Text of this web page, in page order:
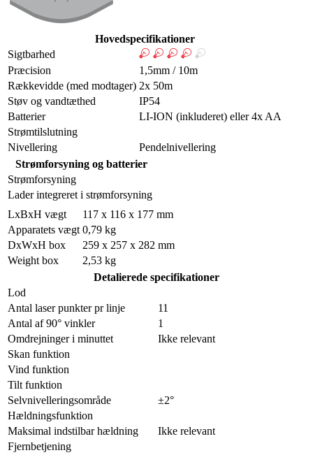
Hovedspecifikationer
Sigtbarhed
Præcision
1,5mm / 10m
Rækkevidde (med modtager) 2x 50m
Støv og vandtæthed
IP54
Batterier
LI-ION (inkluderet) eller 4x AA
Strømtilslutning
Nivellering
Pendelnivellering
Strømforsyning og batterier
Strømforsyning
Lader integreret i strømforsyning
LxBxH vægt
117 x 116 x 177 mm
Apparatets vægt 0,79 kg
DxWxH box
259 x 257 x 282 mm
Weight box
2,53 kg
Detalierede specifikationer
Lod
Antal laser punkter pr linje
11
Antal af 90° vinkler
1
Omdrejninger i minuttet
Ikke relevant
Skan funktion
Vind funktion
Tilt funktion
Selvnivelleringsområde
±2°
Hældningsfunktion
Maksimal indstilbar hældning
Ikke relevant
Fjernbetjening